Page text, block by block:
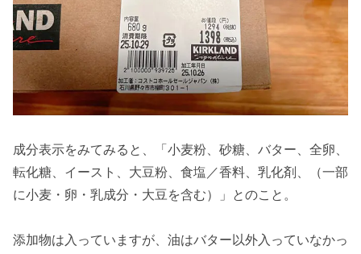
成分表示をみてみると、「小麦粉、砂糖、バター、全卵、
転化糖、イースト、大豆粉、食塩／香料、乳化剤、（一部
に小麦・卵・乳成分・大豆を含む）」とのこと。
添加物は入っていますが、油はバター以外入っていなかっ